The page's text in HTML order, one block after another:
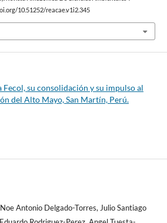
10.51252/reacae.v1i2.345
Fecol, su consolidación y su impulso al
del Alto Mayo, San Martín, Perú.
Antonio Delgado-Torres, Julio Santiago